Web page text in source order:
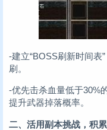
-建立“BOSS刷新时间表
刷。
-优先击杀血量低于30%
提升武器掉落概率。
二、活用副本挑战，积